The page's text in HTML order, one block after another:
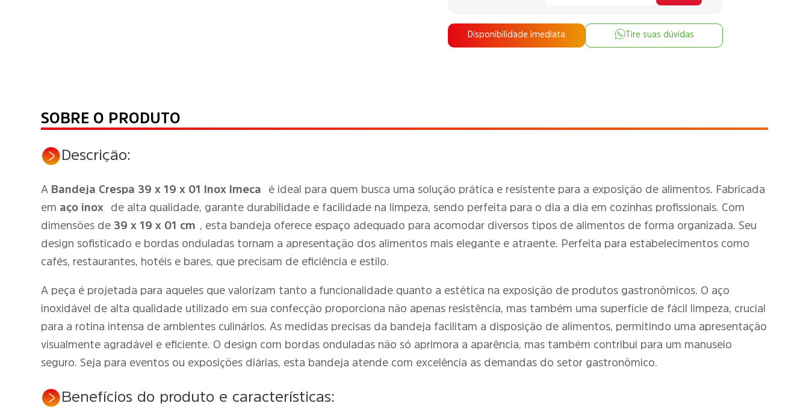
Disponibilidade imediata Tire suas dúvidas
SOBRE O PRODUTO
Descrição:
A Bandeja Crespa 39 x 19 x 01 Inox Imeca
é ideal para quem busca uma solução prática e resistente para a exposição de alimentos. Fabricada
em aço inox
de alta qualidade, garante durabilidade e facilidade na limpeza, sendo perfeita para o dia a dia em cozinhas profissionais. Com
dimensões de 39 x 19 x 01 cm
, esta bandeja oferece espaço adequado para acomodar diversos tipos de alimentos de forma organizada. Seu
design sofisticado e bordas onduladas tornam a apresentação dos alimentos mais elegante e atraente. Perfeita para estabelecimentos como
cafés, restaurantes, hotéis e bares, que precisam de eficiência e estilo.
A peça é projetada para aqueles que valorizam tanto a funcionalidade quanto a estética na exposição de produtos gastronômicos. O aço
inoxidável de alta qualidade utilizado em sua confecção proporciona não apenas resistência, mas também uma superfície de fácil limpeza, crucial
para a rotina intensa de ambientes culinários. As medidas precisas da bandeja facilitam a disposição de alimentos, permitindo uma apresentação
visualmente agradável e eficiente. O design com bordas onduladas não só aprimora a aparência, mas também contribui para um manuseio
seguro. Seja para eventos ou exposições diárias, esta bandeja atende com excelência as demandas do setor gastronômico.
Benefícios do produto e características: